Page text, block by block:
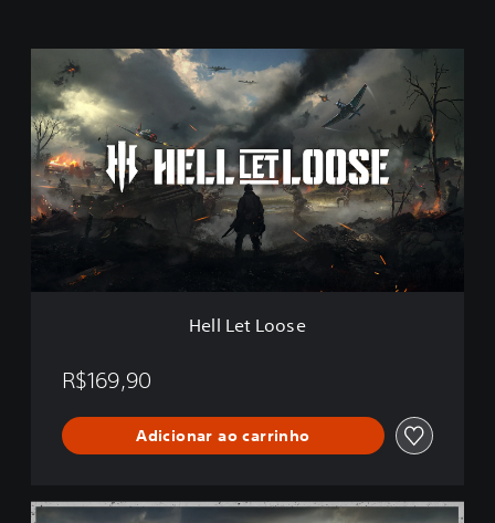
l
L
e
t
L
o
e
Hell Let Loose
R$169,90
Adicionar ao carrinho
U